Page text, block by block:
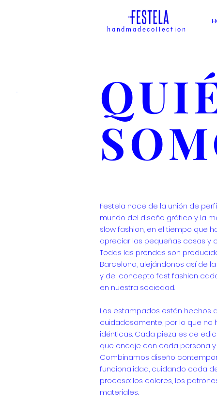
handmadecollection
Festela nace de la unión de
mundo del diseño gráfico y la
slow fashion, en el tiempo que
apreciar las pequeñas cosas y
Todas las prendas son
Barcelona, alejándonos así de
y del concepto fast fashion
en nuestra sociedad.
Los estampados están hechos
cuidadosamente, por lo que no
idénticas. Cada pieza es de
que encaje con cada persona y
Combinamos diseño
funcionalidad, cuidando cada
proceso: los colores, los
materiales.